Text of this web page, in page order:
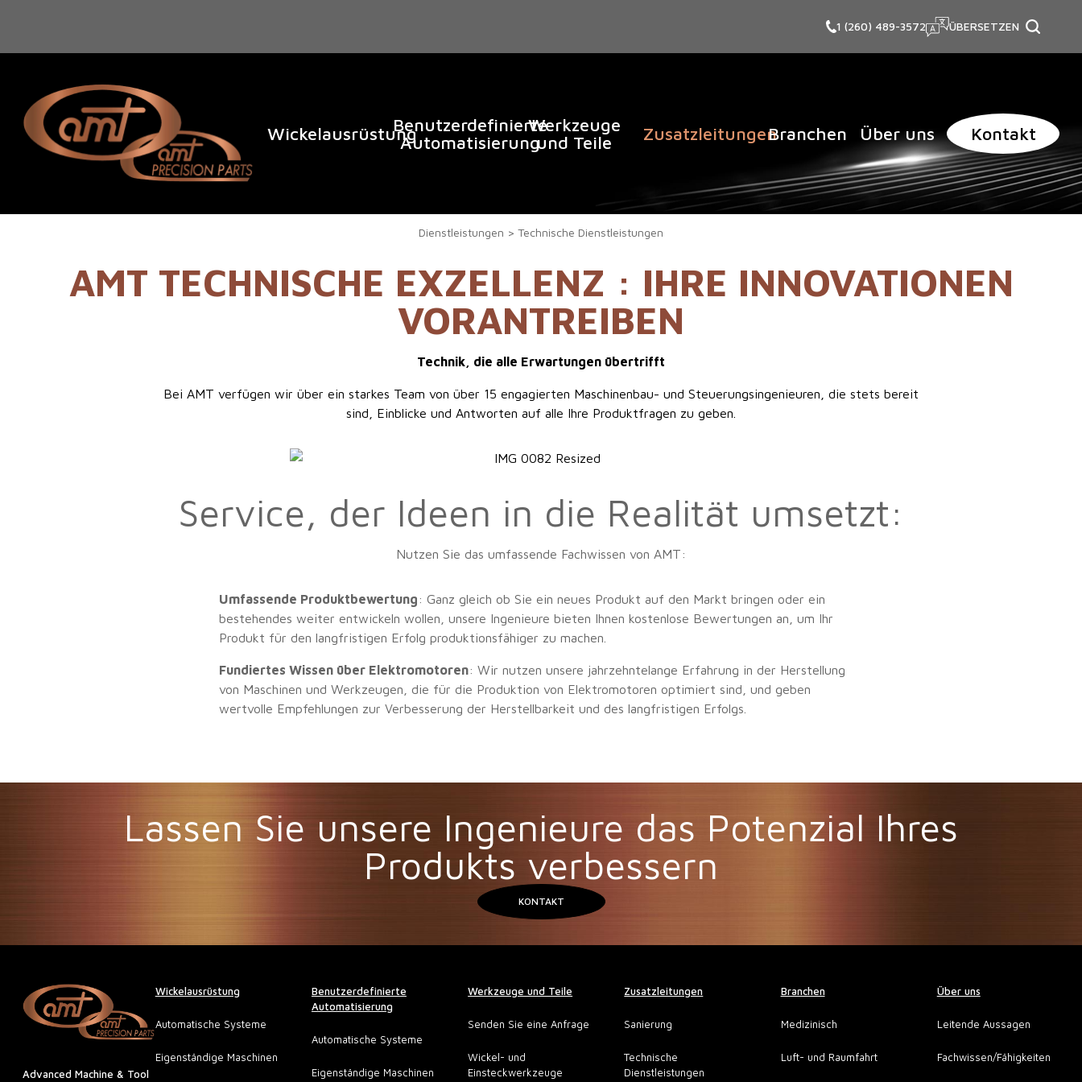
1 (260) 489-3572 ÜBERSETZEN
WickelausrüstungBenutzerdefinierte
Automatisierung
Werkzeuge
und Teile
ZusatzleitungenBranchen Über uns Kontakt
Dienstleistungen Technische Dienstleistungen
AMT TECHNISCHE EXZELLENZ : IHRE INNOVATIONEN
VORANTREIBEN
Technik, die alle Erwartungen übertrifft
Bei AMT verfügen wir über ein starkes Team von über 15 engagierten Maschinenbau- und Steuerungsingenieuren, die stets bereit
sind, Einblicke und Antworten auf alle Ihre Produktfragen zu geben.
Service, der Ideen in die Realität umsetzt:
Nutzen Sie das umfassende Fachwissen von AMT:
Umfassende Produktbewertung: Ganz gleich ob Sie ein neues Produkt auf den Markt bringen oder ein
bestehendes weiter entwickeln wollen, unsere Ingenieure bieten Ihnen kostenlose Bewertungen an, um Ihr
Produkt für den langfristigen Erfolg produktionsfähiger zu machen.
Fundiertes Wissen über Elektromotoren: Wir nutzen unsere jahrzehntelange Erfahrung in der Herstellung
von Maschinen und Werkzeugen, die für die Produktion von Elektromotoren optimiert sind, und geben
wertvolle Empfehlungen zur Verbesserung der Herstellbarkeit und des langfristigen Erfolgs.
Lassen Sie unsere Ingenieure das Potenzial Ihres
Produkts verbessern
KONTAKT
Advanced Machine & Tool
Wickelausrüstung
Automatische Systeme
Eigenständige Maschinen
Benutzerdefinierte
Automatisierung
Automatische Systeme
Eigenständige Maschinen
Werkzeuge und Teile
Senden Sie eine Anfrage
Wickel- und
Einsteckwerkzeuge
Zusatzleitungen
Sanierung
Technische
Dienstleistungen
Branchen
Medizinisch
Luft- und Raumfahrt
Über uns
Leitende Aussagen
Fachwissen/Fähigkeiten